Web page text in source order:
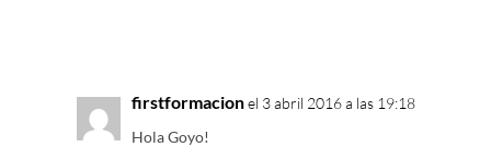
firstformacionel 3 abril 2016 a las 19:18
Hola Goyo!